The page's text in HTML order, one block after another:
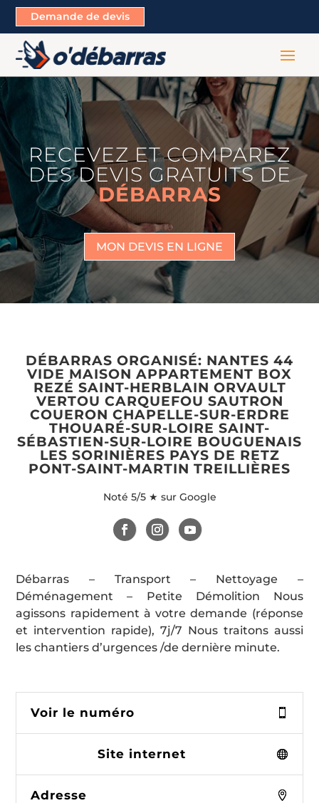
Demande de devis
RECEVEZ ET COMPAREZ
DES DEVIS GRATUITS DE
DÉBARRAS
MON DEVIS EN LIGNE
DÉBARRAS ORGANISÉ: NANTES 44
VIDE MAISON APPARTEMENT BOX
REZÉ SAINT-HERBLAIN ORVAULT
VERTOU CARQUEFOU SAUTRON
COUERON CHAPELLE-SUR-ERDRE
THOUARÉ-SUR-LOIRE SAINT-
SÉBASTIEN-SUR-LOIRE BOUGUENAIS
LES SORINIÈRES PAYS DE RETZ
PONT-SAINT-MARTIN TREILLIÈRES
Noté 5/5 ★ sur Google
Débarras – Transport – Nettoyage –
Déménagement – Petite Démolition Nous
agissons rapidement à votre demande (réponse
et intervention rapide), 7j/7 Nous traitons aussi
les chantiers d’urgences /de dernière minute.
Voir le numéro
Site internet
Adresse